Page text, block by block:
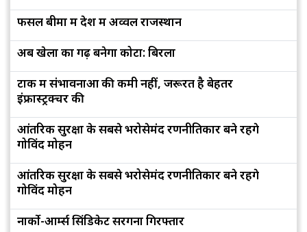
फसल बीमा में देश में अव्वल राजस्थान
अब खेलों का गढ़ बनेगा कोटा: बिरला
टोंक में संभावनाओं की कमी नहीं, जरूरत है बेहतर
इंफ्रास्ट्रक्चर की
आंतरिक सुरक्षा के सबसे भरोसेमंद रणनीतिकार बने रहेंगे
गोविंद मोहन
आंतरिक सुरक्षा के सबसे भरोसेमंद रणनीतिकार बने रहेंगे
गोविंद मोहन
नार्को-आर्म्स सिंडिकेट सरगना गिरफ्तार